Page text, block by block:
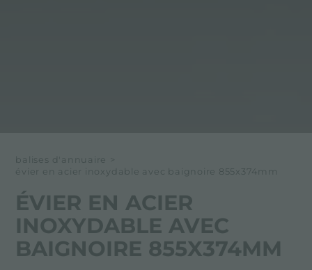
balises d'annuaire
>
évier en acier inoxydable avec baignoire 855x374mm
ÉVIER EN ACIER
INOXYDABLE AVEC
BAIGNOIRE 855X374MM